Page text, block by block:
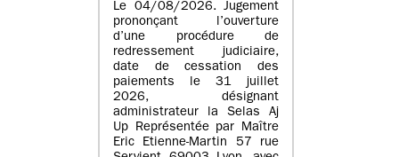
Le 04/08/2026. Jugement
prononçant l’ouverture
d’une procédure de
redressement judiciaire,
date de cessation des
paiements le 31 juillet
2026, désignant
administrateur la Selas Aj
Up Représentée par Maître
Eric Etienne-Martin 57 rue